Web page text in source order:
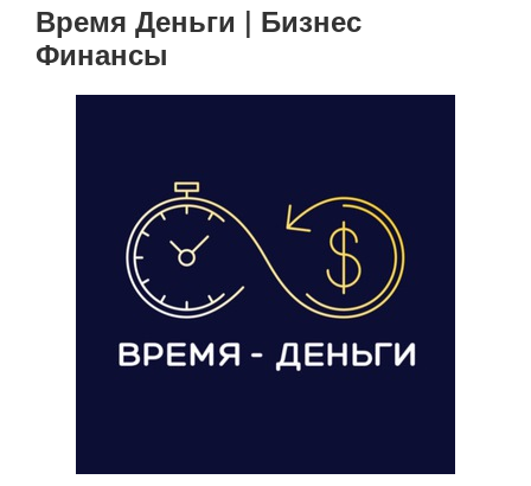
Время Деньги | Бизнес
Финансы